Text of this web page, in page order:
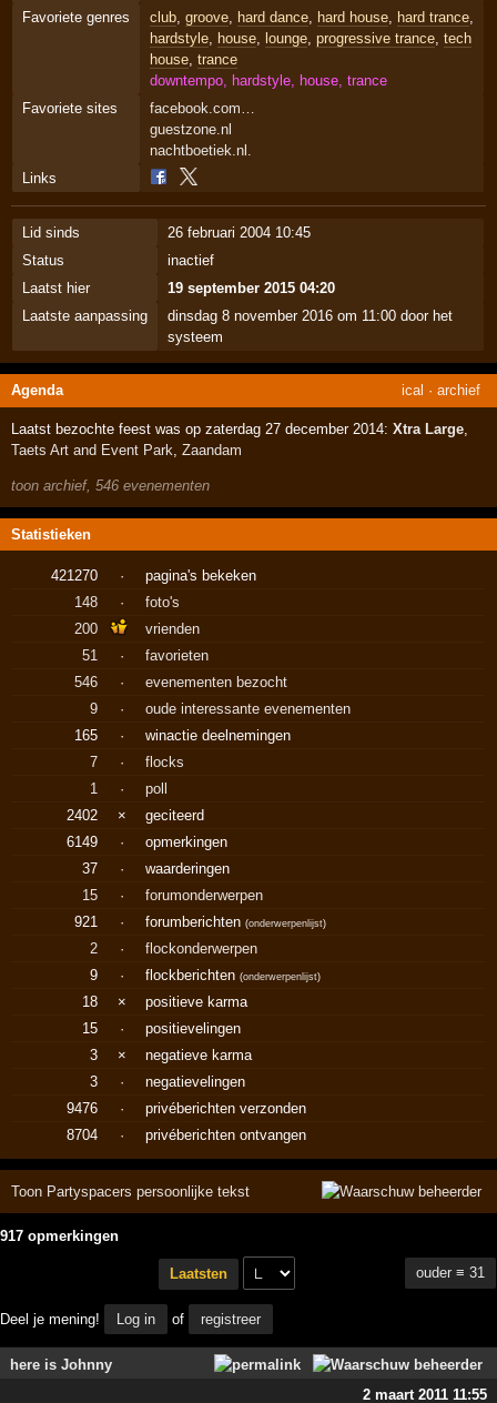
Favoriete genres
club, groove, hard dance, hard house, hard trance,
hardstyle, house, lounge, progressive trance, tech
house, trance
downtempo, hardstyle, house, trance
Favoriete sites
facebook.com…
guestzone.nl
nachtboetiek.nl.
Links
Lid sinds
26 februari 2004 10:45
Status
inactief
Laatst hier
19 september 2015 04:20
Laatste aanpassing
dinsdag 8 november 2016 om 11:00 door het
systeem
Agenda ical · archief
Laatst bezochte feest was op zaterdag 27 december 2014:Xtra Large
Taets Art and Event Park ,Zaandam
toon archief, 546 evenementen
Statistieken
421270 ·
pagina's bekeken
148
·
foto's
200
vrienden
51
·
favorieten
546
·
evenementen bezocht
9
·
oude interessante evenementen
165
·
winactie deelnemingen
7
·
flocks
1
·
poll
2402
×
geciteerd
6149
·
opmerkingen
37
·
waarderingen
15
·
forumonderwerpen
921
· forumberichten(onderwerpenlijst)
2 ·
flockonderwerpen
9
· flockberichten(onderwerpenlijst)
18 ×
positieve karma
15
·
positievelingen
3
×
negatieve karma
3
·
negatievelingen
9476
·
privéberichten verzonden
8704
· privéberichten ontvangen
Toon Partyspacers persoonlijke tekst
917 opmerkingen
Laatsten ouder ≡ 31
Deel je mening! Log in of registreer
here is Johnny
2 maart 2011 11:55